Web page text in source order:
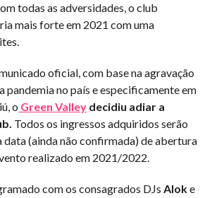
todas as adversidades, o club
mais forte em 2021 com uma
oficial, com base na agravação
pandemia no país e especificamente em
o Green Valley decidiu adiar a
Todos os ingressos adquiridos serão
data (ainda não confirmada) de abertura
realizado em 2021/2022.
com os consagrados DJs Aloke